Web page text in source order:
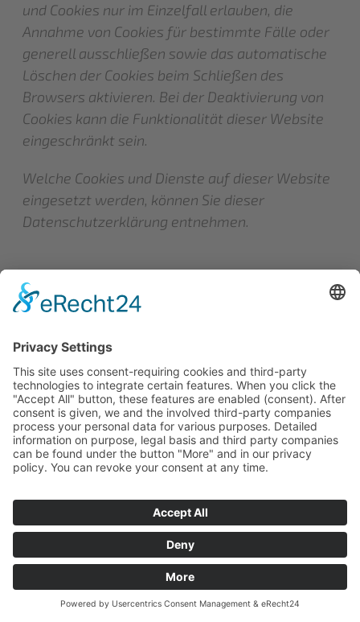
und Cookies nur im Einzelfall erlauben, die
Annahme von Cookies für bestimmte Fälle oder
generell ausschließen sowie das automatische
Löschen der Cookies beim Schließen des
Browsers aktivieren. Bei der Deaktivierung von
Cookies kann die Funktionalität dieser Website
eingeschränkt sein.
Welche Cookies und Dienste auf dieser Website
eingesetzt werden, können Sie dieser
Datenschutzerklärung entnehmen.
Einwilligung mit Usercentrics
Diese Website nutzt die Consent-Technologie
Speicherung bestimmter Cookies auf Ihrem
Endgerät oder zum Einsatz bestimmter
Technologien einzuholen und diese
datenschutzkonform zu dokumentieren.
Anbieter dieser Technologie ist die Usercentrics
GmbH, Sendlinger Straße 7, 80331 München,
Folgenden „Usercentrics“).
Wenn Sie unsere Website betreten, werden
folgende personenbezogene Daten an
Usercentrics übertragen: